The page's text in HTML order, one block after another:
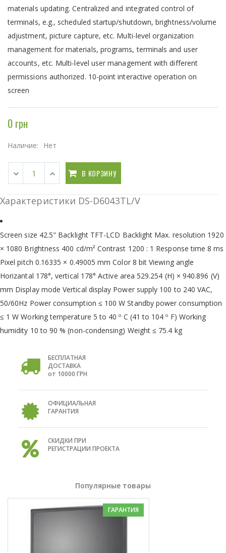
materials updating. Centralized and integrated control of
terminals, e.g., scheduled startup/shutdown, brightness/volume
adjustment, picture capture, etc. Multi-level organization
management for materials, programs, terminals and user
accounts, etc. Multi-level user management with different
permissions authorized. 10-point interactive operation on
screen
0 грн
Наличие: Нет
В КОРЗИНУ
Характеристики DS-D6043TL/V
Screen size 42.5" Backlight TFT-LCD Backlight Max. resolution 1920
× 1080 Brightness 400 cd/m² Contrast 1200 : 1 Response time 8 ms
Pixel pitch 0.16335 × 0.49005 mm Color 8 bit Viewing angle
Horizantal 178°, vertical 178° Active area 529.254 (H) × 940.896 (V)
mm Display mode Vertical display Power supply 100 to 240 VAC,
50/60Hz Power consumption ≤ 100 W Standby power consumption
≤ 1 W Working temperature 5 to 40 º C (41 to 104 º F) Working
humidity 10 to 90 % (non-condensing) Weight ≤ 75.4 kg
БЕСПЛАТНАЯ
ДОСТАВКА
от 10000 ГРН
ОФИЦИАЛЬНАЯ
ГАРАНТИЯ
СКИДКИ ПРИ
РЕГИСТРАЦИИ ПРОЕКТА
Популярные товары
ГАРАНТИЯ